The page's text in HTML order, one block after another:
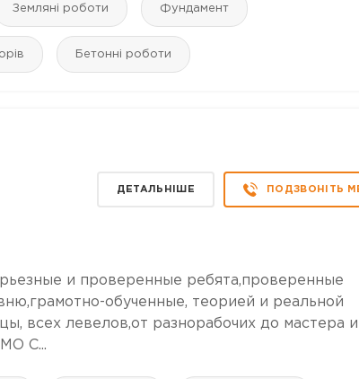
Земляні роботи Фундамент
Бетонні роботи
ДЕТАЛЬНІШЕ ПОДЗВОНІТЬ
и проверенные ребята,проверенные
обученные, теорией и реальной
всех левелов,от разнорабочих до мастера и
С...